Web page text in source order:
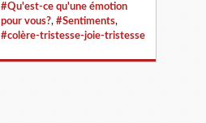
#Qu'est-ce qu'une émotion
pour vous?, #Sentiments,
#colère-tristesse-joie-tristesse